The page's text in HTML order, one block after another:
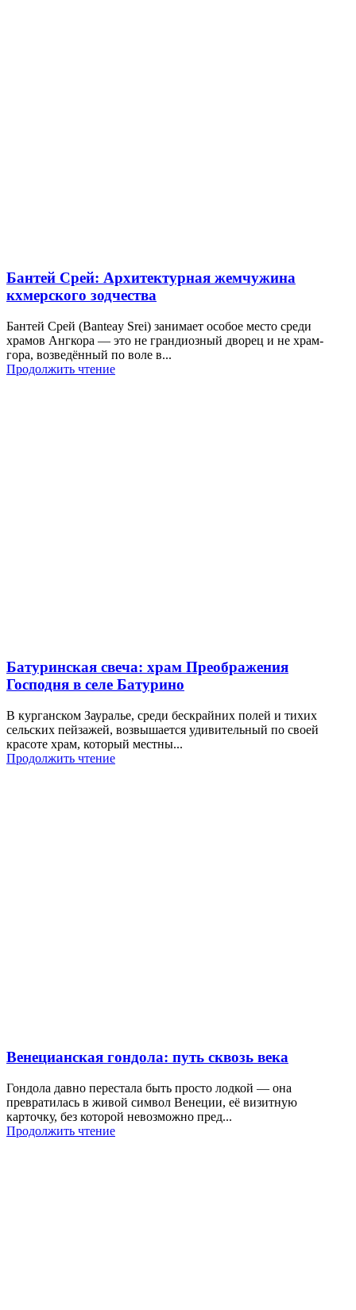
Бантей Срей: Архитектурная жемчужина
кхмерского зодчества
Бантей Срей (Banteay Srei) занимает особое место среди
храмов Ангкора — это не грандиозный дворец и не храм-
гора, возведённый по воле в...
Продолжить чтение
Батуринская свеча: храм Преображения
Господня в селе Батурино
В курганском Зауралье, среди бескрайних полей и тихих
сельских пейзажей, возвышается удивительный по своей
красоте храм, который местны...
Продолжить чтение
Венецианская гондола: путь сквозь века
Гондола давно перестала быть просто лодкой — она
превратилась в живой символ Венеции, её визитную
карточку, без которой невозможно пред...
Продолжить чтение